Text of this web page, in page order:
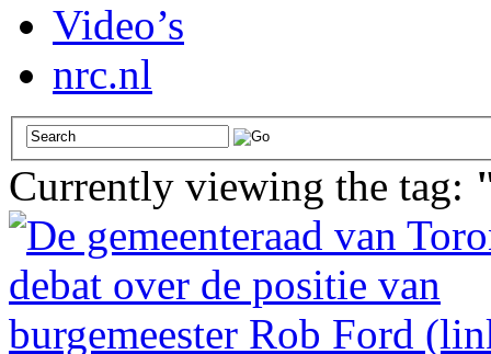
Video’s
nrc.nl
Currently viewing the tag: